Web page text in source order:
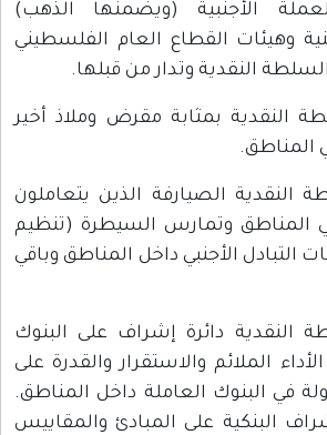
الأجنبية (ويضمنها الذهب)
وهيئات القطاع العام الفلسطيني
النقدية وتدار من قبلها.
النقدية بمثابة مقرض وملاذ أخير
المناطق.
النقدية الصيارفة الذين يتعاملون
في المناطق وتمارس السيطرة (تنظيم
الأجنبي داخل المناطق وباقي
النقدية دائرة إشراف على البنوك
الملائم والاستقرار والقدرة على
في البنوك العاملة داخل المناطق.
البنكية على المبادئ والمقاييس